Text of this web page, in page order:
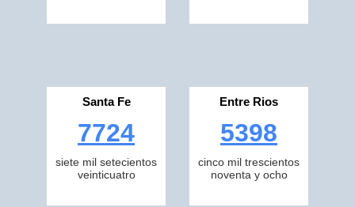
Santa Fe
7724
siete mil setecientos
veinticuatro
Entre Rios
5398
cinco mil trescientos
noventa y ocho